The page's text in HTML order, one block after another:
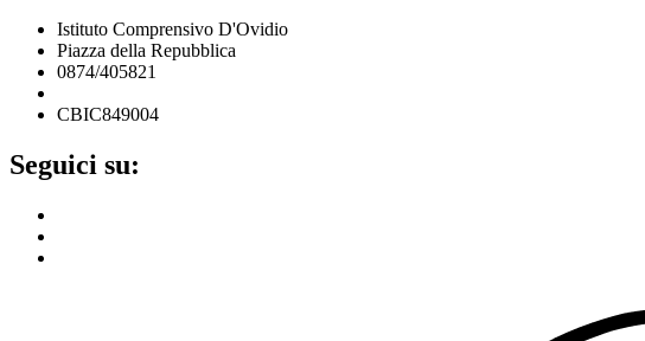
Istituto Comprensivo D'Ovidio
Piazza della Repubblica
0874/405821
CBIC849004
Seguici su: